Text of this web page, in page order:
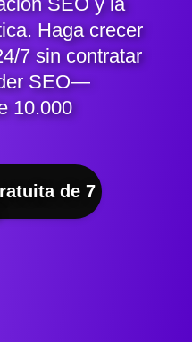
Haga crecer
7 sin contratar
SEO—
10.000
de 7